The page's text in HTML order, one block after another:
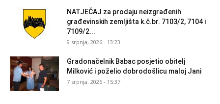
NATJEČAJ za prodaju neizgrađenih
građevinskih zemljišta k.č.br. 7103/2, 7104 i
7109/2...
9 srpnja, 2026 - 13:23
Gradonačelnik Babac posjetio obitelj
Milković i poželio dobrodošlicu maloj Jani
7 srpnja, 2026 - 15:37